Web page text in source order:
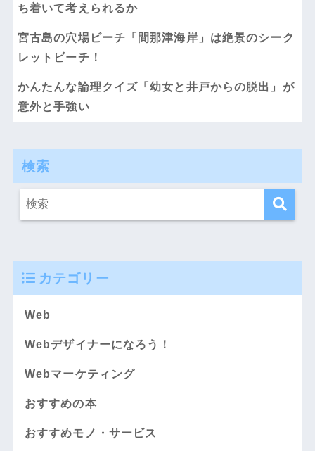
ち着いて考えられるか
宮古島の穴場ビーチ「間那津海岸」は絶景のシーク
レットビーチ！
かんたんな論理クイズ「幼女と井戸からの脱出」が
意外と手強い
検索
カテゴリー
Web
Webデザイナーになろう！
Webマーケティング
おすすめの本
おすすめモノ・サービス